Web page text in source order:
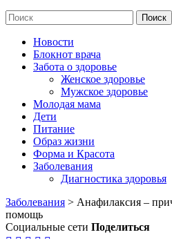
Новости
Блокнот врача
Забота о здоровье
Женское здоровье
Мужское здоровье
Молодая мама
Дети
Питание
Образ жизни
Форма и Красота
Заболевания
Диагностика здоровья
Заболевания > Анафилаксия –
помощь
Социальные сети Поделиться